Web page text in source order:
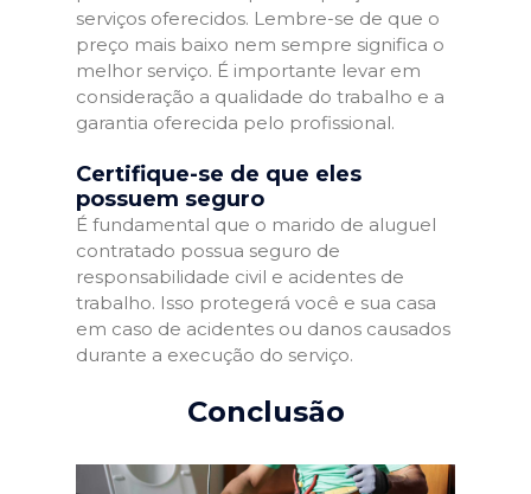
serviços oferecidos. Lembre-se de que o
preço mais baixo nem sempre significa o
melhor serviço. É importante levar em
consideração a qualidade do trabalho e a
garantia oferecida pelo profissional.
Certifique-se de que eles
possuem seguro
É fundamental que o marido de aluguel
contratado possua seguro de
responsabilidade civil e acidentes de
trabalho. Isso protegerá você e sua casa
em caso de acidentes ou danos causados
durante a execução do serviço.
Conclusão